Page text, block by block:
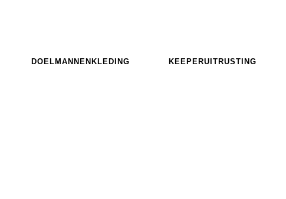
DOELMANNENKLEDING KEEPERUITRUSTING